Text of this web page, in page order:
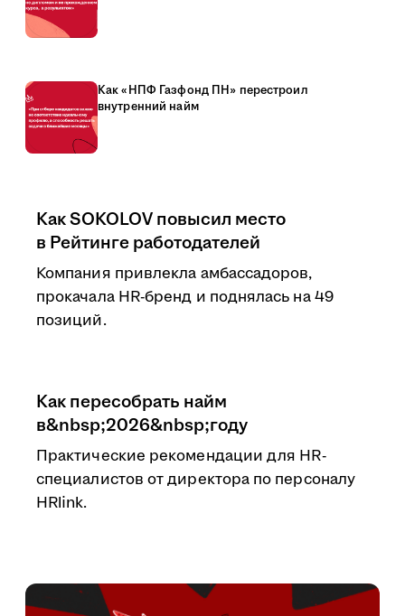
Как «НПФ Газфонд ПН» перестроил
внутренний найм
Как SOKOLOV повысил место
в Рейтинге работодателей
Компания привлекла амбассадоров,
прокачала HR-бренд и поднялась на 49
позиций.
Как пересобрать найм
в&nbsp;2026&nbsp;году
Практические рекомендации для HR-
специалистов от директора по персоналу
HRlink.